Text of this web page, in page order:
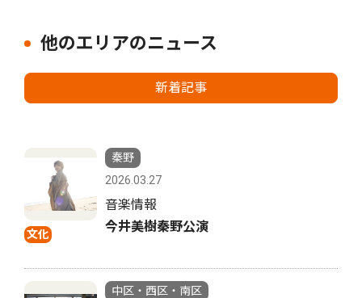
他のエリアのニュース
新着記事
文化
秦野
2026.03.27
音楽情報
今井美樹秦野公演
中区・西区・南区